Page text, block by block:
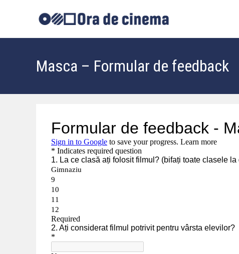
Masca – Formular de feedback